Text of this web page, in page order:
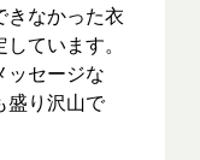
きなかった衣
ています。
ッセージな
盛り沢山で